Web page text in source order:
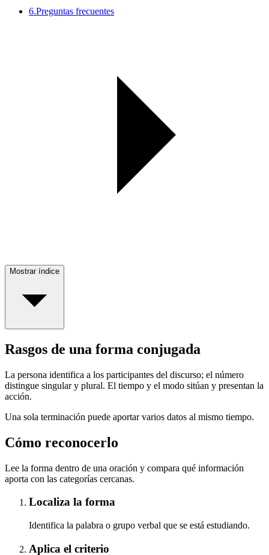
6.Preguntas frecuentes
Mostrar índice
Rasgos de una forma conjugada
La persona identifica a los participantes del discurso; el número
distingue singular y plural. El tiempo y el modo sitúan y presentan la
acción.
Una sola terminación puede aportar varios datos al mismo tiempo.
Cómo reconocerlo
Lee la forma dentro de una oración y compara qué información
aporta con las categorías cercanas.
Localiza la forma
Identifica la palabra o grupo verbal que se está estudiando.
Aplica el criterio